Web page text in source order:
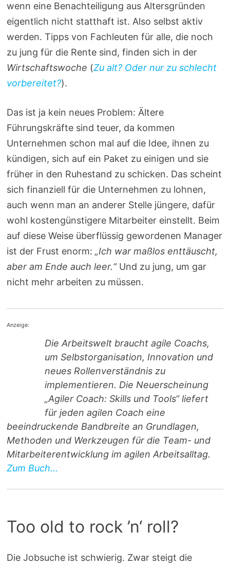
wenn eine Benachteiligung aus Altersgründen
eigentlich nicht statthaft ist. Also selbst aktiv
werden. Tipps von Fachleuten für alle, die noch
zu jung für die Rente sind, finden sich in der
Wirtschaftswoche (Zu alt? Oder nur zu schlecht
vorbereitet?).
Das ist ja kein neues Problem: Ältere
Führungskräfte sind teuer, da kommen
Unternehmen schon mal auf die Idee, ihnen zu
kündigen, sich auf ein Paket zu einigen und sie
früher in den Ruhestand zu schicken. Das scheint
sich finanziell für die Unternehmen zu lohnen,
auch wenn man an anderer Stelle jüngere, dafür
wohl kostengünstigere Mitarbeiter einstellt. Beim
auf diese Weise überflüssig gewordenen Manager
ist der Frust enorm:„Ich war maßlos enttäuscht,
aber am Ende auch leer.“Und zu jung, um gar
nicht mehr arbeiten zu müssen.
Anzeige:
Die Arbeitswelt braucht agile Coachs,
um Selbstorganisation, Innovation und
neues Rollenverständnis zu
implementieren. Die Neuerscheinung
„Agiler Coach: Skills und Tools“ liefert
für jeden agilen Coach eine
beeindruckende Bandbreite an Grundlagen,
Methoden und Werkzeugen für die Team- und
Mitarbeiterentwicklung im agilen Arbeitsalltag.
Zum Buch...
Too old to rock ’n‘ roll?
Die Jobsuche ist schwierig. Zwar steigt die